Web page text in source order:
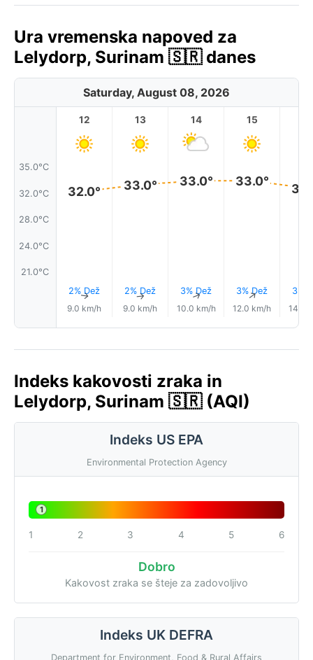
Ura vremenska napoved za
Lelydorp, Surinam 🇸🇷 danes
Saturday, August 08, 2026
35.0°C
32.0°C
28.0°C
24.0°C
21.0°C
12
32.0°
2% Dež
↑
9.0 km/h
13
33.0°
2% Dež
↑
9.0 km/h
14
33.0°
3% Dež
↑
10.0 km/h
15
33.0°
3% Dež
↑
12.0 km/h
3%
14.0
Indeks kakovosti zraka in
Lelydorp, Surinam 🇸🇷 (AQI)
Indeks US EPA
Environmental Protection Agency
1
1 2 3 4 5 6
Dobro
Kakovost zraka se šteje za zadovoljivo
Indeks UK DEFRA
Department for Environment, Food & Rural Affairs